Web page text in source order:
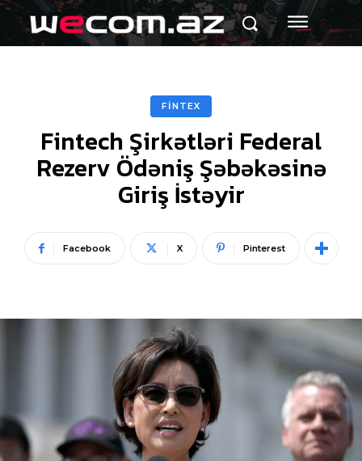
FİNTEX
Fintech Şirkətləri Federal
Rezerv Ödəniş Şəbəkəsinə
Giriş İstəyir
Facebook X Pinterest